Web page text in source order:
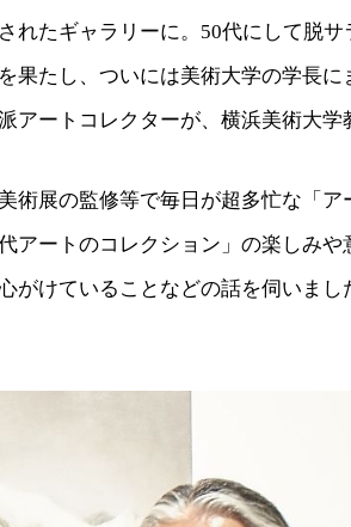
れたギャラリーに。50代にして脱
果たし、ついには美術大学の学長
アートコレクターが、横浜美術大学
術展の監修等で毎日が超多忙な「
アートのコレクション」の楽しみ
がけていることなどの話を伺いまし